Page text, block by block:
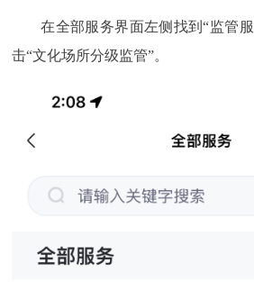
在全部服务界面左侧找到“监管
击“文化场所分级监管”。